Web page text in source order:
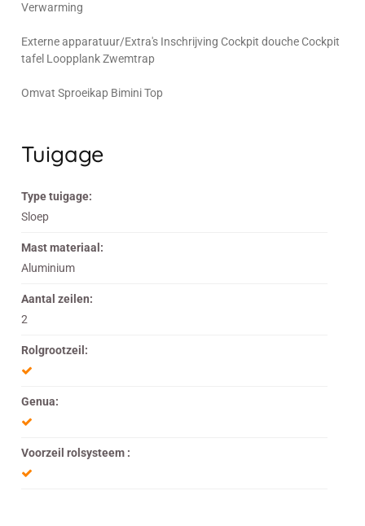
Verwarming
Externe apparatuur/Extra's Inschrijving Cockpit douche Cockpit
tafel Loopplank Zwemtrap
Omvat Sproeikap Bimini Top
Tuigage
Type tuigage:
Sloep
Mast materiaal:
Aluminium
Aantal zeilen:
2
Rolgrootzeil:
Genua:
Voorzeil rolsysteem :